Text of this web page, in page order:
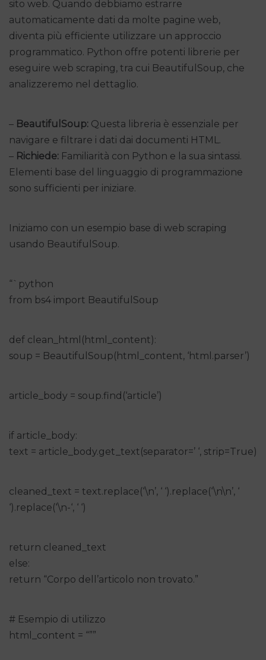
sito web. Quando debbiamo estrarre
automaticamente dati da molte pagine web,
diventa più efficiente utilizzare un approccio
programmatico. Python offre potenti librerie per
eseguire web scraping, tra cui BeautifulSoup, che
analizzeremo nel dettaglio.
– BeautifulSoup: Questa libreria è essenziale per
navigare e filtrare i dati dai documenti HTML.
– Richiede: Familiarità con Python e la sua sintassi.
Elementi base del linguaggio di programmazione
sono sufficienti per iniziare.
Iniziamo con un esempio base di web scraping
usando BeautifulSoup.
“`python
from bs4 import BeautifulSoup
def clean_html(html_content):
soup = BeautifulSoup(html_content, ‘html.parser’)
article_body = soup.find(‘article’)
if article_body:
text = article_body.get_text(separator=’ ‘, strip=True)
cleaned_text = text.replace(‘\n’, ‘ ‘).replace(‘\n\n’, ‘
‘).replace(‘\n-‘, ‘ ‘)
return cleaned_text
else:
return “Corpo dell’articolo non trovato.”
# Esempio di utilizzo
html_content = “””